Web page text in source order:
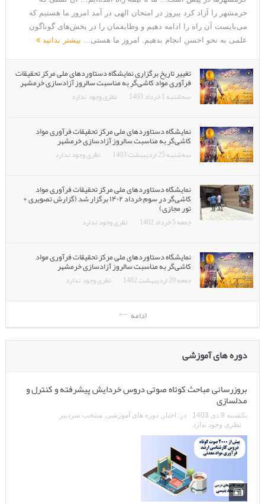
خرمشهر را آزاد کرد پیروز در امتحان الهی در آمد امروز ما هستیم که
می‌بایست آن راه را ادامه دهیم و وظایفمان را در بخش‌های گوناگون
علمی به نحو احسن انجام بدهیم. امروز ما هستی...
بیشتر بدانید
تغییر تاریخ برگزاری نمایشگاه دستاوردهای ملی مرکز تحقیقات
فرآوری مواد کاشی‌گر به مناسبت سالروز آزادسازی خرمشهر
سه‌شنبه 1 خرداد 1403 نظری وجود ندارد
نمایشگاه دستاوردهای ملی مرکز تحقیقات فرآوری مواد
کاشی‌گر به مناسبت سالروز آزادسازی خرمشهر
سه‌شنبه 25 اردیبهشت 1403 نظری وجود ندارد
نمایشگاه دستاوردهای ملی مرکز تحقیقات فرآوری مواد
کاشی‌گر در سوم خرداد ۱۴۰۲ برگزار شد (گزارش تصویری +
تور مجازی)
جمعه 5 خرداد 1402 نظری وجود ندارد
نمایشگاه دستاوردهای ملی مرکز تحقیقات فرآوری مواد
کاشی‌گر به مناسبت سالروز آزادسازی خرمشهر
جمعه 29 اردیبهشت 1402 نظری وجود ندارد
ادامه
دوره های آموزشی
بروزرسانی مباحث کوتاه صوتی دروس خردایش پیشرفته و کنترل و
مدلسازی
یکشنبه 9 دی 1403 در: اخبار دوره های آموزشی
منتخب سردبیر
نظری وجود ندارد